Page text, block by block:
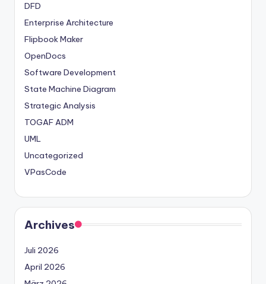
DFD
Enterprise Architecture
Flipbook Maker
OpenDocs
Software Development
State Machine Diagram
Strategic Analysis
TOGAF ADM
UML
Uncategorized
VPasCode
Archives
Juli 2026
April 2026